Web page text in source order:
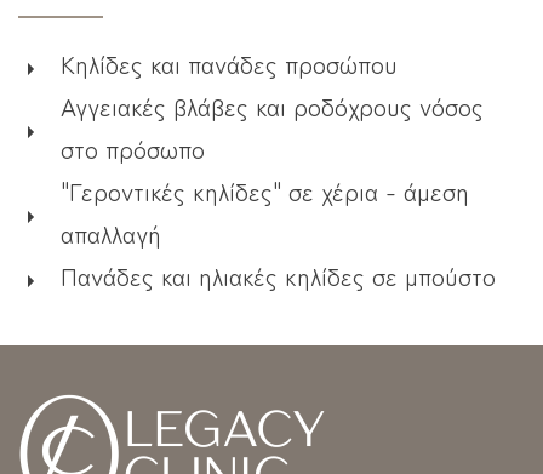
Κηλίδες και πανάδες προσώπου
Αγγειακές βλάβες και ροδόχρους νόσος
στο πρόσωπο
"Γεροντικές κηλίδες" σε χέρια - άμεση
απαλλαγή
Πανάδες και ηλιακές κηλίδες σε μπούστο